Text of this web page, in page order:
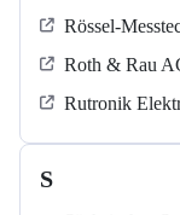
Rössel-
Roth & Rau
Rutronik
S